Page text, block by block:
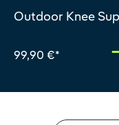
Durchschnittliche
Outdoor Knee
99,90 €*